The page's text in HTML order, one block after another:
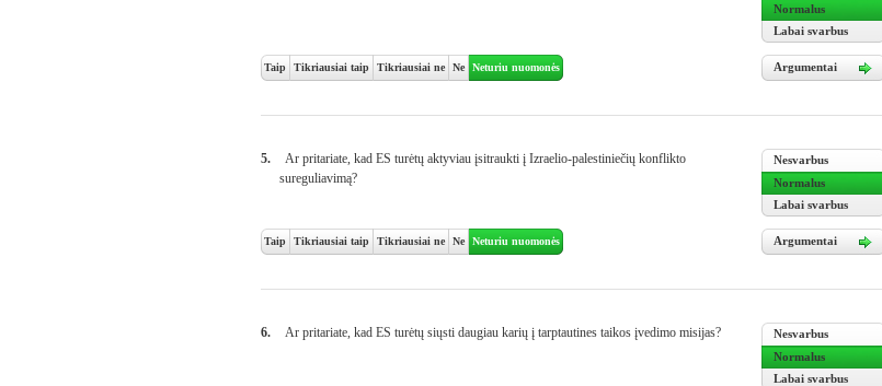
Normalus
Labai svarbus
Argumentai
Taip Tikriausiai taip Tikriausiai ne Ne Neturiu nuomonės
Nesvarbus
Normalus
Labai svarbus
5.
Ar pritariate, kad ES turėtų aktyviau įsitraukti į Izraelio-palestiniečių konflikto
sureguliavimą?
Argumentai
Taip Tikriausiai taip Tikriausiai ne Ne Neturiu nuomonės
Nesvarbus
Normalus
Labai svarbus
6. Ar pritariate, kad ES turėtų siųsti daugiau karių į tarptautines taikos įvedimo misijas?